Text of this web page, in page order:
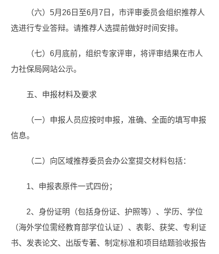
（六）5月26日至6月7日，市评审委员会组织推荐人
选进行专业答辩。请推荐人选提前做好时间安排。
（七）6月底前，组织专家评审，将评审结果在市人
力社保局网站公示。
五、申报材料及要求
（一）申报人员应按时申报，准确、全面的填写申报
信息。
（二）向区域推荐委员会办公室提交材料包括：
1、申报表原件一式四份；
2、身份证明（包括身份证、护照等）、学历、学位
（海外学位需经教育部学位认证）、表彰、获奖、专利证
书、发表论文、出版专著、制定标准和项目结题验收报告